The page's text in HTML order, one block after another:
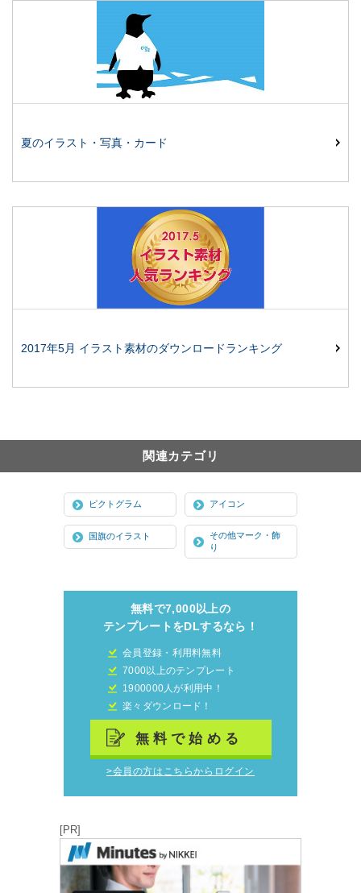
夏のイラスト・写真・カード
2017年5月 イラスト素材のダウンロードランキング
関連カテゴリ
ピクトグラム アイコン
国旗のイラスト
その他マーク・飾
り
無料で7,000以上の
テンプレートをDLするなら！
会員登録・利用料無料
7000以上のテンプレート
1900000人が利用中！
楽々ダウンロード！
無料で始める
>会員の方はこちらからログイン
[PR]